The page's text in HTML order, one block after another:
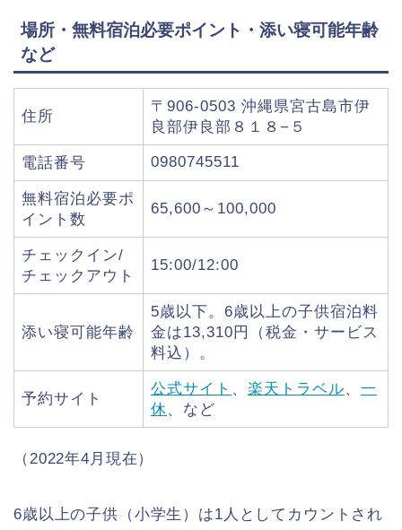
場所・無料宿泊必要ポイント・添い寝可能年齢
など
住所
〒906-0503 沖縄県宮古島市伊
良部伊良部８１８−５
電話番号 0980745511
無料宿泊必要ポ
イント数
65,600～100,000
チェックイン/
チェックアウト
15:00/12:00
添い寝可能年齢
5歳以下。6歳以上の子供宿泊料
金は13,310円（税金・サービス
料込）。
予約サイト
公式サイト 、 楽天トラベル、 一
休、など
（2022年4月現在）
6歳以上の子供（小学生）は1人としてカウントされ